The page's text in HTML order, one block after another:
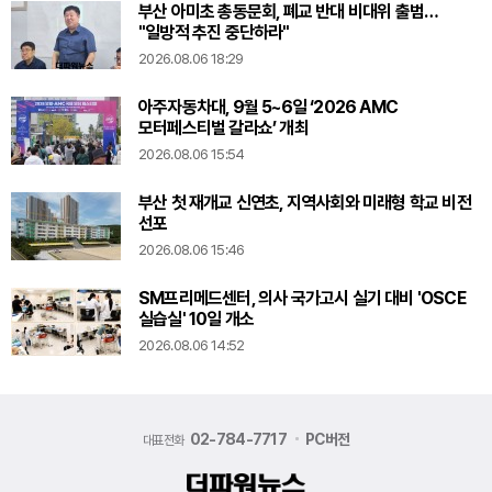
부산 아미초 총동문회, 폐교 반대 비대위 출범…
"일방적 추진 중단하라"
2026.08.06 18:29
아주자동차대, 9월 5~6일 ‘2026 AMC
모터페스티벌 갈라쇼’ 개최
2026.08.06 15:54
부산 첫 재개교 신연초, 지역사회와 미래형 학교 비전
선포
2026.08.06 15:46
SM프리메드센터, 의사 국가고시 실기 대비 'OSCE
실습실' 10일 개소
2026.08.06 14:52
대표전화 02-784-7717 PC버전